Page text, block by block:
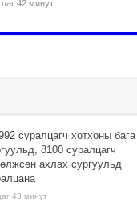
42 минут
суралцагч хотхоны бага
8100 суралцагч
ахлах сургуульд
43 минут